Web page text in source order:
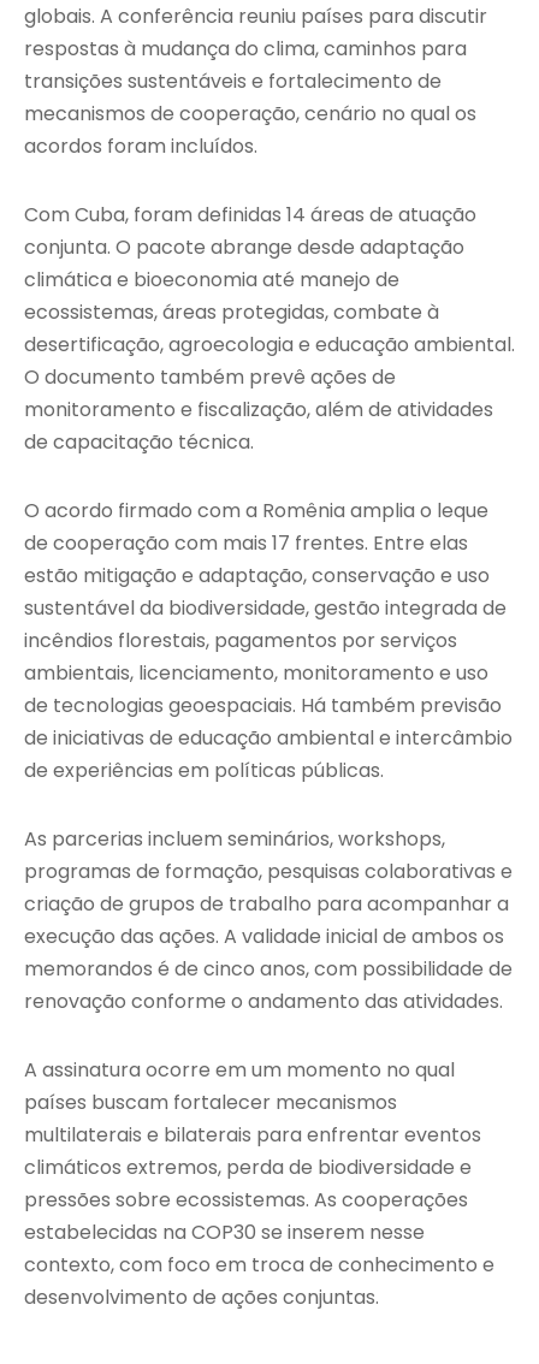
globais. A conferência reuniu países para discutir
respostas à mudança do clima, caminhos para
transições sustentáveis e fortalecimento de
mecanismos de cooperação, cenário no qual os
acordos foram incluídos.
Com Cuba, foram definidas 14 áreas de atuação
conjunta. O pacote abrange desde adaptação
climática e bioeconomia até manejo de
ecossistemas, áreas protegidas, combate à
desertificação, agroecologia e educação ambiental.
O documento também prevê ações de
monitoramento e fiscalização, além de atividades
de capacitação técnica.
O acordo firmado com a Romênia amplia o leque
de cooperação com mais 17 frentes. Entre elas
estão mitigação e adaptação, conservação e uso
sustentável da biodiversidade, gestão integrada de
incêndios florestais, pagamentos por serviços
ambientais, licenciamento, monitoramento e uso
de tecnologias geoespaciais. Há também previsão
de iniciativas de educação ambiental e intercâmbio
de experiências em políticas públicas.
As parcerias incluem seminários, workshops,
programas de formação, pesquisas colaborativas e
criação de grupos de trabalho para acompanhar a
execução das ações. A validade inicial de ambos os
memorandos é de cinco anos, com possibilidade de
renovação conforme o andamento das atividades.
A assinatura ocorre em um momento no qual
países buscam fortalecer mecanismos
multilaterais e bilaterais para enfrentar eventos
climáticos extremos, perda de biodiversidade e
pressões sobre ecossistemas. As cooperações
estabelecidas na COP30 se inserem nesse
contexto, com foco em troca de conhecimento e
desenvolvimento de ações conjuntas.